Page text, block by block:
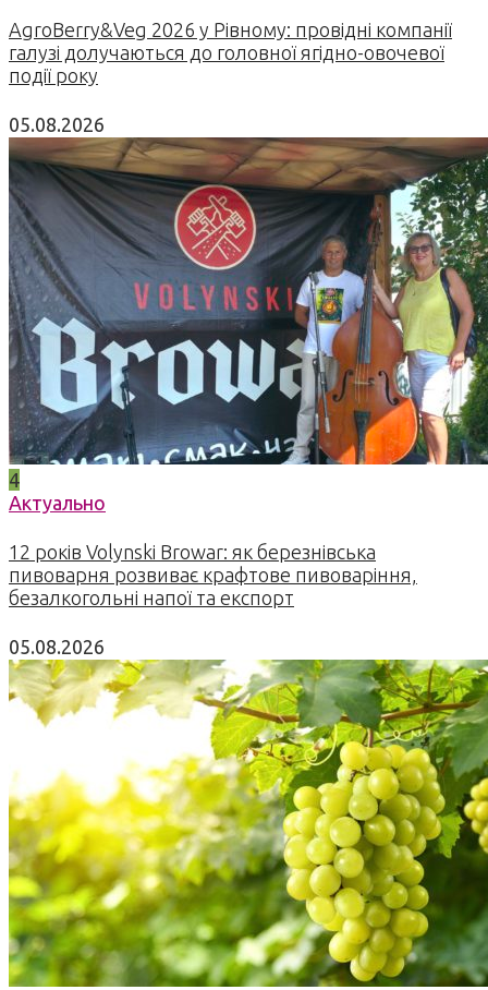
AgroBerry&Veg 2026 у Рівному: провідні компанії
галузі долучаються до головної ягідно-овочевої
події року
05.08.2026
4
Актуально
12 років Volynski Browar: як березнівська
пивоварня розвиває крафтове пивоваріння,
безалкогольні напої та експорт
05.08.2026